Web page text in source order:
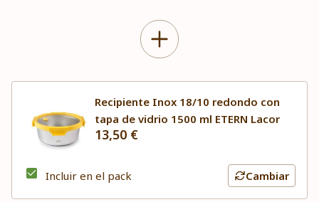
Recipiente Inox 18/10 redondo con
tapa de vidrio 1500 ml ETERN Lacor
13,50 €
Incluir en el pack Cambiar